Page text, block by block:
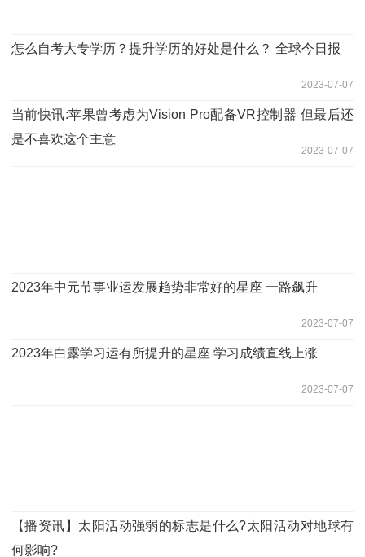
怎么自考大专学历？提升学历的好处是什么？ 全球今日报
2023-07-07
当前快讯:苹果曾考虑为Vision Pro配备VR控制器 但最后还
是不喜欢这个主意
2023-07-07
2023年中元节事业运发展趋势非常好的星座 一路飙升
2023-07-07
2023年白露学习运有所提升的星座 学习成绩直线上涨
2023-07-07
【播资讯】太阳活动强弱的标志是什么?太阳活动对地球有
何影响?